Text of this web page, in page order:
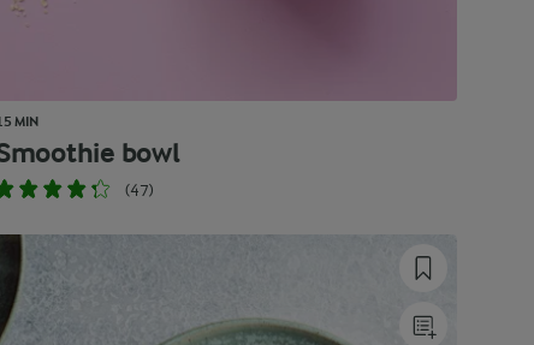
MIN
bowl
(47)